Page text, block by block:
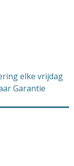
elke vrijdag
Garantie